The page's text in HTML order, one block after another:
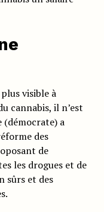
visible à
cannabis, il n’est
(démocrate) a
des
de
les drogues et de
sûrs et des